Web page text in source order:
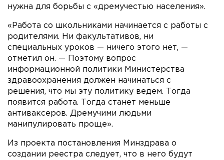
нужна для борьбы с «дремучестью населения».
«Работа со школьниками начинается с работы с
родителями. Ни факультативов, ни
специальных уроков — ничего этого нет, —
отметил он. — Поэтому вопрос
информационной политики Министерства
здравоохранения должен начинаться с
решения, что мы эту политику ведем. Тогда
появится работа. Тогда станет меньше
антиваксеров. Дремучими людьми
манипулировать проще».
Из проекта постановления Минздрава о
создании реестра следует, что в него будут